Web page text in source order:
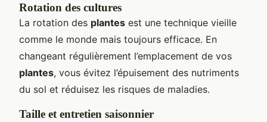
Rotation des cultures
La rotation des plantes est une technique vieille
comme le monde mais toujours efficace. En
changeant régulièrement l’emplacement de vos
plantes, vous évitez l’épuisement des nutriments
du sol et réduisez les risques de maladies.
Taille et entretien saisonnier